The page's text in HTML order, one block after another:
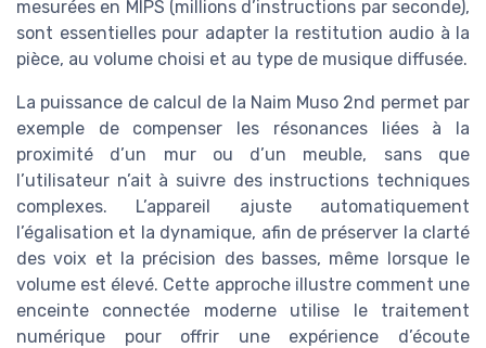
mesurées en MIPS (millions d’instructions par seconde),
sont essentielles pour adapter la restitution audio à la
pièce, au volume choisi et au type de musique diffusée.
La puissance de calcul de la Naim Muso 2nd permet par
exemple de compenser les résonances liées à la
proximité d’un mur ou d’un meuble, sans que
l’utilisateur n’ait à suivre des instructions techniques
complexes. L’appareil ajuste automatiquement
l’égalisation et la dynamique, afin de préserver la clarté
des voix et la précision des basses, même lorsque le
volume est élevé. Cette approche illustre comment une
enceinte connectée moderne utilise le traitement
numérique pour offrir une expérience d’écoute